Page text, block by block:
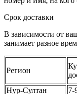
Срок доставки
В зависимости от
занимает разное
Регион
Нур-Султан
7-